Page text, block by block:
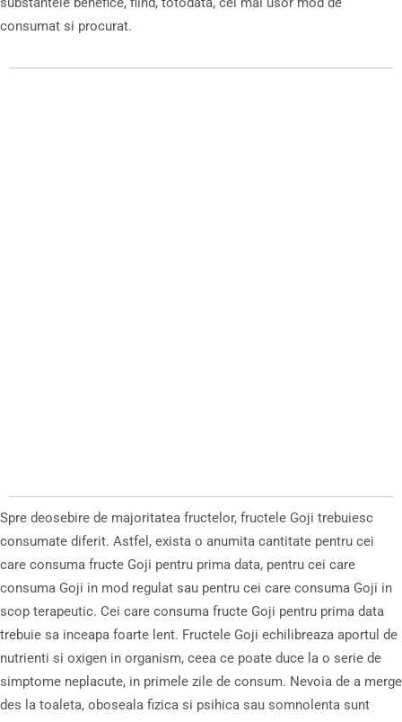
consumat si procurat.
Spre deosebire de majoritatea fructelor, fructele Goji trebuiesc
consumate diferit. Astfel, exista o anumita cantitate pentru cei
care consuma fructe Goji pentru prima data, pentru cei care
consuma Goji in mod regulat sau pentru cei care consuma Goji in
scop terapeutic. Cei care consuma fructe Goji pentru prima data
trebuie sa inceapa foarte lent. Fructele Goji echilibreaza aportul de
nutrienti si oxigen in organism, ceea ce poate duce la o serie de
simptome neplacute, in primele zile de consum. Nevoia de a merge
des la toaleta, oboseala fizica si psihica sau somnolenta sunt